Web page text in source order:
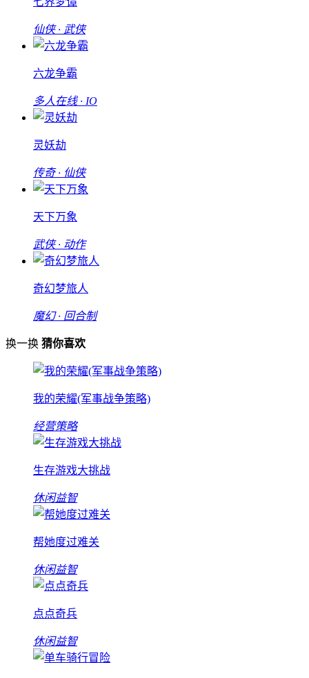
仙侠 · 武侠
六龙争霸
多人在线 · IO
灵妖劫
传奇 · 仙侠
天下万象
武侠 · 动作
奇幻梦旅人
魔幻 · 回合制
换一换 猜你喜欢
我的荣耀(军事战争策略)
经营策略
生存游戏大挑战
休闲益智
帮她度过难关
休闲益智
点点奇兵
休闲益智